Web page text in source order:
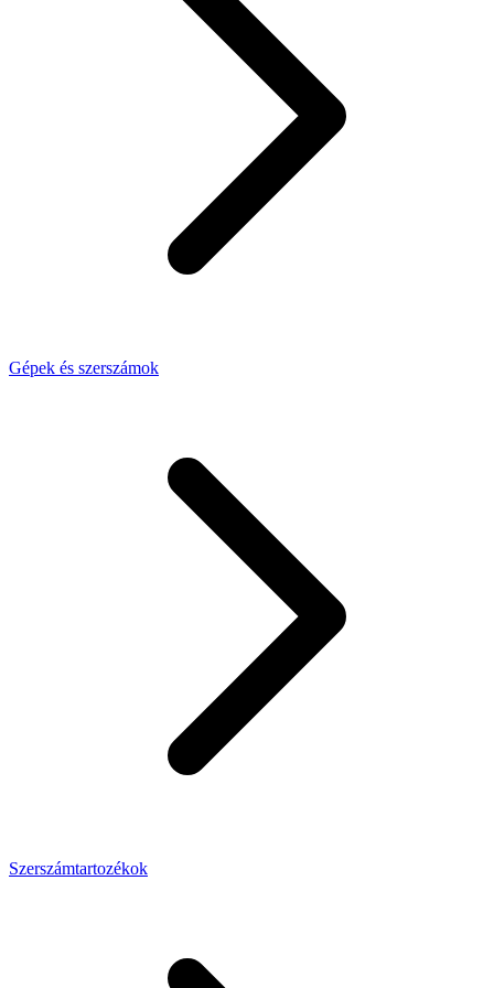
Gépek és szerszámok
Szerszámtartozékok